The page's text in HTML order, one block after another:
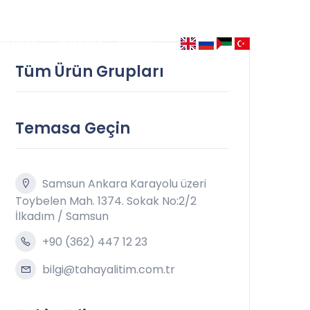
Ürünler Haberler İletişim
Tüm Ürün Grupları
Temasa Geçin
Samsun Ankara Karayolu üzeri
Toybelen Mah. 1374. Sokak No:2/2
İlkadım / Samsun
+90 (362) 447 12 23
bilgi@tahayalitim.com.tr